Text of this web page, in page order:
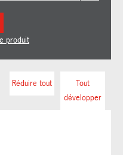
produit
Tout
développer
Réduire tout